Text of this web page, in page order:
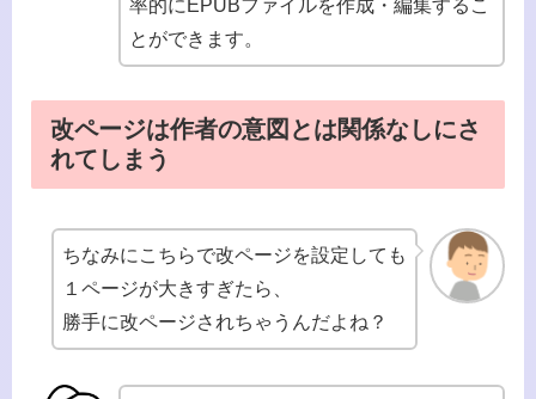
率的にEPUBファイルを作成・編集するこ
とができます。
改ページは作者の意図とは関係なしにさ
れてしまう
ちなみにこちらで改ページを設定しても
１ページが大きすぎたら、
勝手に改ページされちゃうんだよね？